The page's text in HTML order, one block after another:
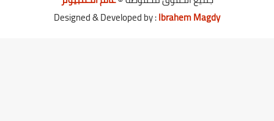
Designed & Developed by :Ibrahem Magdy